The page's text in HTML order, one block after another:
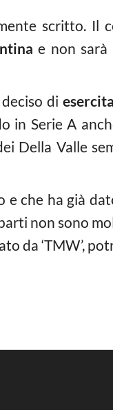
scritto. Il
e non sarà
deciso di
in Serie A
Della Valle
che ha già
non sono
da ‘TMW’,